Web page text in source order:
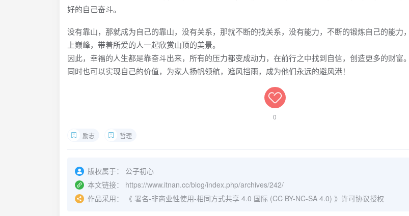
好的自己奋斗。
没有靠山，那就成为自己的靠山，没有关系，那就不断的找关系，没有能力，不断的锻炼自己的能力
上巅峰，带着所爱的人一起欣赏山顶的美景。
因此，幸福的人生都是靠奋斗出来，所有的压力都变成动力，在前行之中找到自信，创造更多的财富。
同时也可以实现自己的价值，为家人扬帆领航，遮风挡雨，成为他们永远的避风港！
0
励志 哲理
版权属于：
公子初心
本文链接：
https://www.itnan.cc/blog/index.php/archives/242/
作品采用：
《 署名-非商业性使用-相同方式共享 4.0 国际 (CC BY-NC-SA 4.0) 》许可协议授权